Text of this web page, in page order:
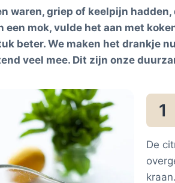
waren, griep of keelpijn
een mok, vulde het aan met
beter. We maken het drankje
veel mee. Dit zijn onze
1
De